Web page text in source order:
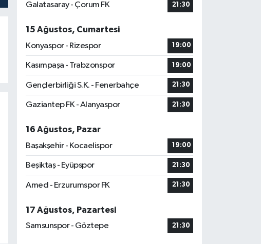
Galatasaray - Çorum FK
21:30
15 Ağustos, Cumartesi
Konyaspor - Rizespor
19:00
Kasımpaşa - Trabzonspor 19:00
Gençlerbirliği S.K. - Fenerbahçe 21:30
Gaziantep FK - Alanyaspor 21:30
16 Ağustos, Pazar
Başakşehir - Kocaelispor
19:00
Beşiktaş - Eyüpspor 21:30
Amed - Erzurumspor FK 21:30
17 Ağustos, Pazartesi
Samsunspor - Göztepe
21:30